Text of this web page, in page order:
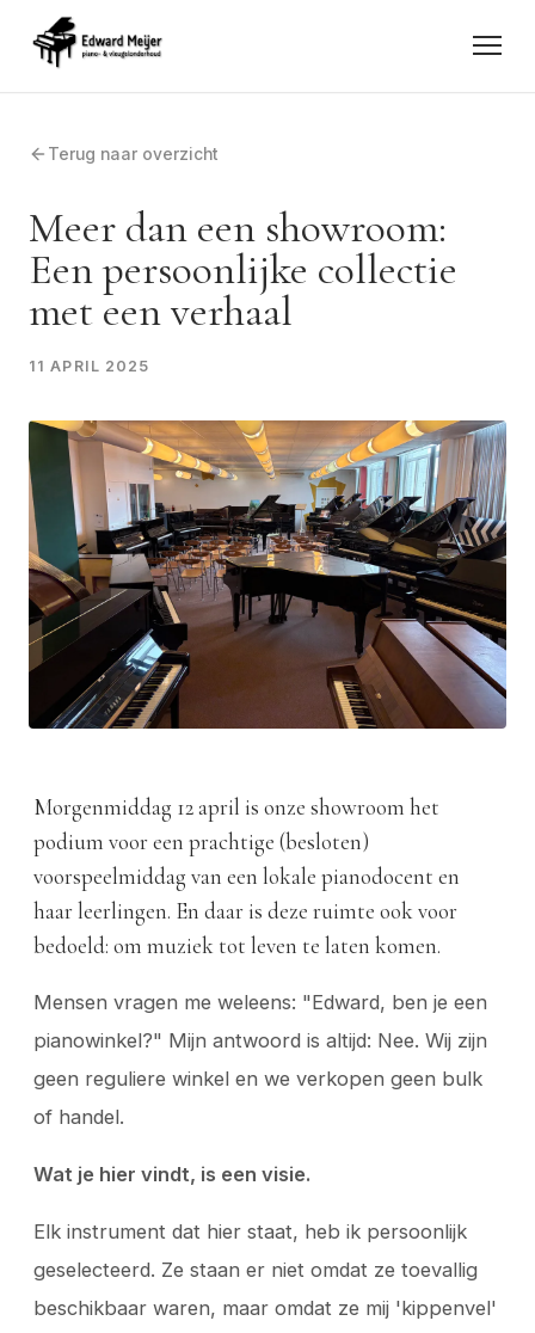
Terug naar overzicht
Meer dan een showroom:
Een persoonlijke collectie
met een verhaal
11 APRIL 2025
Morgenmiddag 12 april is onze showroom het
podium voor een prachtige (besloten)
voorspeelmiddag van een lokale pianodocent en
haar leerlingen. En daar is deze ruimte ook voor
bedoeld: om muziek tot leven te laten komen.
Mensen vragen me weleens: "Edward, ben je een
pianowinkel?" Mijn antwoord is altijd: Nee. Wij zijn
geen reguliere winkel en we verkopen geen bulk
of handel.
Wat je hier vindt, is een visie.
Elk instrument dat hier staat, heb ik persoonlijk
geselecteerd. Ze staan er niet omdat ze toevallig
beschikbaar waren, maar omdat ze mij 'kippenvel'